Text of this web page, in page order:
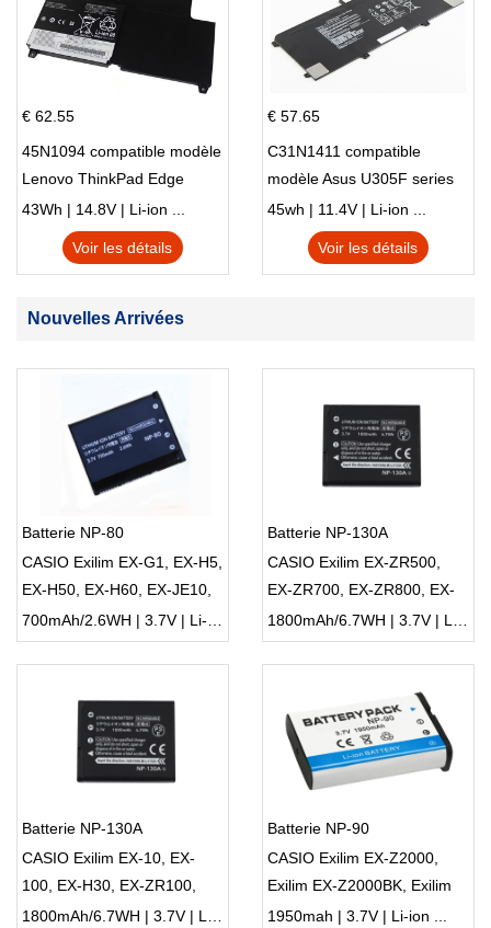
€ 62.55
45N1094 compatible modèle
Lenovo ThinkPad Edge
S230u Twist
43Wh | 14.8V | Li-ion ...
Voir les détails
€ 57.65
C31N1411 compatible
modèle Asus U305F series
45wh | 11.4V | Li-ion ...
Voir les détails
Nouvelles Arrivées
Batterie NP-80
CASIO Exilim EX-G1, EX-H5,
EX-H50, EX-H60, EX-JE10,
EX-N1, EX-N5, EX-N10, EX-
N20, EX-N50
700mAh/2.6WH | 3.7V | Li-ion ...
Batterie NP-130A
CASIO Exilim EX-ZR500,
EX-ZR700, EX-ZR800, EX-
ZR850, EX-ZR1000, EX-
ZR1200, EX-ZS1500
1800mAh/6.7WH | 3.7V | Li-ion ...
Batterie NP-130A
CASIO Exilim EX-10, EX-
100, EX-H30, EX-ZR100,
EX-ZR200, EX-ZR300, EX- 1800mAh/6.7WH | 3.7V | Li-ion ...
Batterie NP-90
CASIO Exilim EX-Z2000,
Exilim EX-Z2000BK, Exilim
EX-Z2000PK, Exilim EX-
1950mah | 3.7V | Li-ion ...